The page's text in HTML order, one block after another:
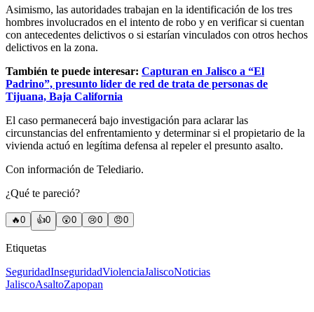
Asimismo, las autoridades trabajan en la identificación de los tres
hombres involucrados en el intento de robo y en verificar si cuentan
con antecedentes delictivos o si estarían vinculados con otros hechos
delictivos en la zona.
También te puede interesar: Capturan en Jalisco a “El
Padrino”, presunto líder de red de trata de personas de
Tijuana, Baja California
El caso permanecerá bajo investigación para aclarar las
circunstancias del enfrentamiento y determinar si el propietario de la
vivienda actuó en legítima defensa al repeler el presunto asalto.
Con información de Telediario.
¿Qué te pareció?
🔥0 👍0 😲0 😢0 😠0
Etiquetas
SeguridadInseguridadViolenciaJaliscoNoticias
JaliscoAsaltoZapopan